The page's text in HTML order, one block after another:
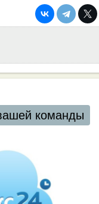
команды